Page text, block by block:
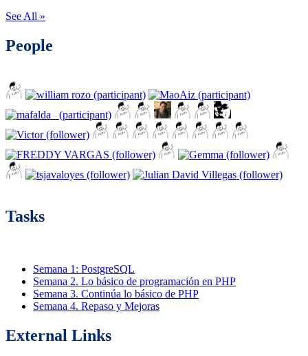
See All »
People
Tasks
Semana 1: PostgreSQL
Semana 2. Lo básico de programación en PHP
Semana 3. Continúa lo básico de PHP
Semana 4. Repaso y Mejoras
External Links